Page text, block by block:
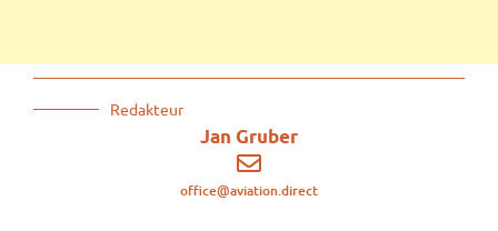
Redakteur
Jan Gruber
office@aviation.direct